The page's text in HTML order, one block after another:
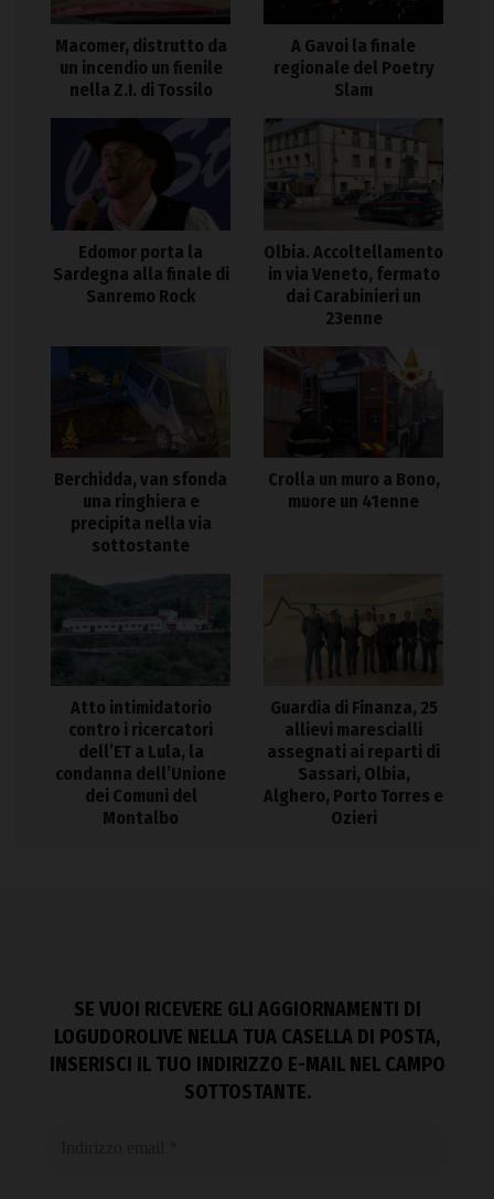
Macomer, distrutto da
un incendio un fienile
nella Z.I. di Tossilo
A Gavoi la finale
regionale del Poetry
Slam
Edomor porta la
Sardegna alla finale di
Sanremo Rock
Olbia. Accoltellamento
in via Veneto, fermato
dai Carabinieri un
23enne
Berchidda, van sfonda
una ringhiera e
precipita nella via
sottostante
Crolla un muro a Bono,
muore un 41enne
Atto intimidatorio
contro i ricercatori
dell’ET a Lula, la
condanna dell’Unione
dei Comuni del
Montalbo
Guardia di Finanza, 25
allievi marescialli
assegnati ai reparti di
Sassari, Olbia,
Alghero, Porto Torres e
Ozieri
SE VUOI RICEVERE GLI AGGIORNAMENTI DI
LOGUDOROLIVE NELLA TUA CASELLA DI POSTA,
INSERISCI IL TUO INDIRIZZO E-MAIL NEL CAMPO
SOTTOSTANTE.